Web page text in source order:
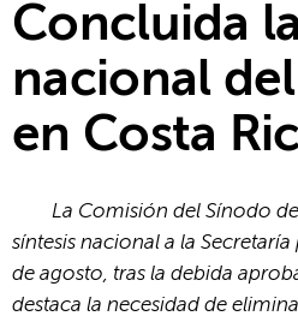
Concluida
nacional
en Costa
La Comisión del Sínodo
síntesis nacional a la
de agosto, tras la debida
destaca la necesidad de